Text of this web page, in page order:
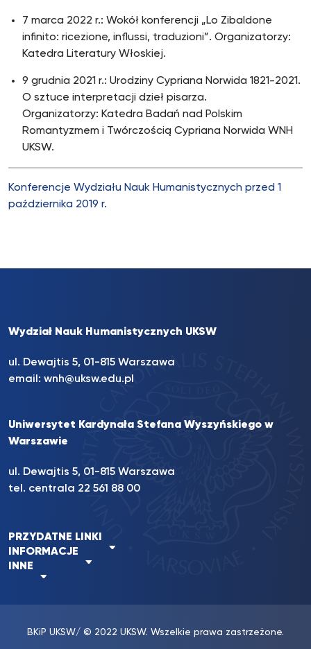
7 marca 2022 r.: Wokół konferencji „Lo Zibaldone
infinito: ricezione, influssi, traduzioni”. Organizatorzy:
Katedra Literatury Włoskiej.
9 grudnia 2021 r.: Urodziny Cypriana Norwida 1821-2021.
O sztuce interpretacji dzieł pisarza.
Organizatorzy: Katedra Badań nad Polskim
Romantyzmem i Twórczością Cypriana Norwida WNH
UKSW.
Konferencje Wydziału Nauk Humanistycznych przed 1
października 2019 r.
Wydział Nauk Humanistycznych UKSW
ul. Dewajtis 5, 01-815 Warszawa
email: wnh@uksw.edu.pl
Uniwersytet Kardynała Stefana Wyszyńskiego w
Warszawie
ul. Dewajtis 5, 01-815 Warszawa
tel. centrala 22 561 88 00
PRZYDATNE LINKI
INFORMACJE
INNE
BKiP UKSW/ © 2022 UKSW. Wszelkie prawa zastrzeżone.